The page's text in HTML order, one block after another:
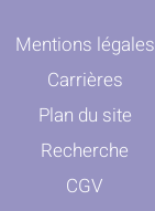
Mentions légales
Carrières
Plan du site
Recherche
CGV